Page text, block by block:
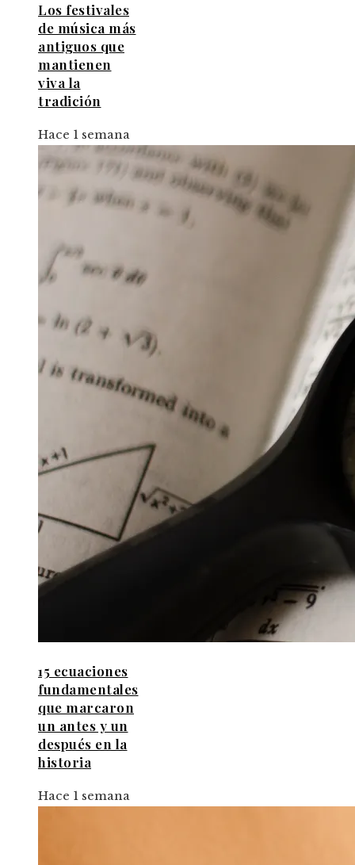
Los festivales
de música más
antiguos que
mantienen
viva la
tradición
Hace 1 semana
15 ecuaciones
fundamentales
que marcaron
un antes y un
después en la
historia
Hace 1 semana